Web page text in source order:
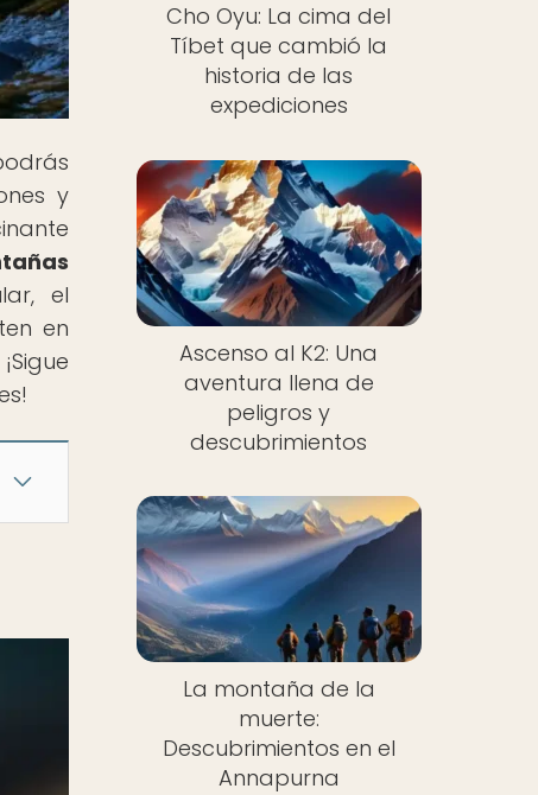
y
el
en
Cho Oyu: La cima del
Tíbet que cambió la
historia de las
expediciones
Ascenso al K2: Una
aventura llena de
peligros y
descubrimientos
La montaña de la
muerte:
Descubrimientos en el
Annapurna